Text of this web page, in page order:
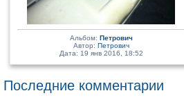
Альбом: Петрович
Автор: Петрович
Дата: 19 янв 2016, 18:52
Последние комментарии